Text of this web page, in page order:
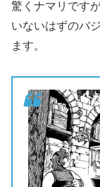
驚くナマリです
いないはずのバ
ます。